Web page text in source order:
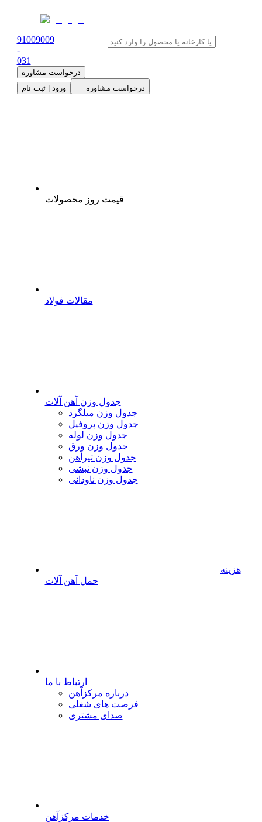
91009009
-
031
درخواست مشاوره
ورود | ثبت نام
درخواست مشاوره
قیمت روز محصولات
مقالات فولاد
جدول وزن آهن آلات
جدول وزن میلگرد
جدول وزن پروفیل
جدول وزن لوله
جدول وزن ورق
جدول وزن تیرآهن
جدول وزن نبشی
جدول وزن ناودانی
هزینه
حمل آهن آلات
ارتباط با ما
درباره مرکزآهن
فرصت های شغلی
صدای مشتری
خدمات مرکزآهن